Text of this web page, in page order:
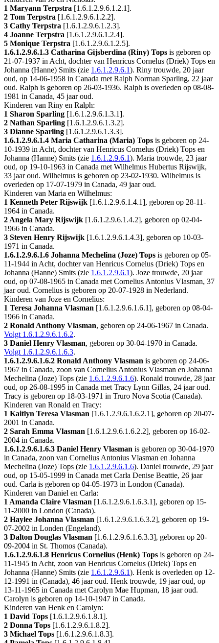
1 Maryann Terpstra [1.6.1.2.9.6.1.2.1].
2 Tom Terpstra [1.6.1.2.9.6.1.2.2].
3 Cathy Terpstra [1.6.1.2.9.6.1.2.3].
4 Joanne Terpstra [1.6.1.2.9.6.1.2.4].
5 Monique Terpstra [1.6.1.2.9.6.1.2.5].
1.6.1.2.9.6.1.3 Catharina Gijsberdina (Riny) Tops is geboren op
21-07-1937 in Acht, dochter van Henricus Cornelus (Driek) Tops en
Johanna (Hanne) Smits (zie 1.6.1.2.9.6.1). Riny trouwde, 20 jaar
oud, op 14-06-1958 in Canada met Ralph Norman Sparling, 22 jaar
oud. Ralph is geboren op 26-03-1936. Ralph is overleden op 08-08-
1981 in Canada, 45 jaar oud.
Kinderen van Riny en Ralph:
1 Sharon Sparling [1.6.1.2.9.6.1.3.1].
2 Nathan Sparling [1.6.1.2.9.6.1.3.2].
3 Dianne Sparling [1.6.1.2.9.6.1.3.3].
1.6.1.2.9.6.1.4 Maria Catharina (Maria) Tops is geboren op 24-
10-1939 in Acht, dochter van Henricus Cornelus (Driek) Tops en
Johanna (Hanne) Smits (zie 1.6.1.2.9.6.1). Maria trouwde, 23 jaar
oud, op 19-10-1963 in Canada met Wilhelmus Hubertus Rijswijk,
33 jaar oud. Wilhelmus is geboren op 23-02-1930. Wilhelmus is
overleden op 17-07-1979 in Canada, 49 jaar oud.
Kinderen van Maria en Wilhelmus:
1 Kenneth Peter Rijswijk [1.6.1.2.9.6.1.4.1], geboren op 28-11-
1964 in Canada.
2 Angela Mary Rijswijk [1.6.1.2.9.6.1.4.2], geboren op 02-04-
1966 in Canada.
3 Steven Henry Rijswijk [1.6.1.2.9.6.1.4.3], geboren op 10-03-
1971 in Canada.
1.6.1.2.9.6.1.6 Johanna Mechelina (Joze) Tops is geboren op 05-
11-1944 in Acht, dochter van Henricus Cornelus (Driek) Tops en
Johanna (Hanne) Smits (zie 1.6.1.2.9.6.1). Joze trouwde, 20 jaar
oud, op 07-08-1965 in Canada met Cornelius Antonius Vlasman, 37
jaar oud. Cornelius is geboren op 20-07-1928 in Nederland.
Kinderen van Joze en Cornelius:
1 Teresa Johanna Vlasman [1.6.1.2.9.6.1.6.1], geboren op 08-04-
1966 in Canada.
2 Ronald Anthony Vlasman, geboren op 24-06-1967 in Canada.
Volgt 1.6.1.2.9.6.1.6.2.
3 Daniel Henry Vlasman, geboren op 30-04-1970 in Canada.
Volgt 1.6.1.2.9.6.1.6.3.
1.6.1.2.9.6.1.6.2 Ronald Anthony Vlasman is geboren op 24-06-
1967 in Canada, zoon van Cornelius Antonius Vlasman en Johanna
Mechelina (Joze) Tops (zie 1.6.1.2.9.6.1.6). Ronald trouwde, 28 jaar
oud, op 26-08-1995 in Canada met Tracy Lynn Gillas, 24 jaar oud.
Tracy is geboren op 18-03-1971 in Truro Nova Scotia (Canada).
Kinderen van Ronald en Tracy:
1 Kaitlyn Teresa Vlasman [1.6.1.2.9.6.1.6.2.1], geboren op 20-07-
2001 in Canada.
2 Sarah Emma Vlasman [1.6.1.2.9.6.1.6.2.2], geboren op 16-02-
2004 in Canada.
1.6.1.2.9.6.1.6.3 Daniel Henry Vlasman is geboren op 30-04-1970
in Canada, zoon van Cornelius Antonius Vlasman en Johanna
Mechelina (Joze) Tops (zie 1.6.1.2.9.6.1.6). Daniel trouwde, 29 jaar
oud, op 15-05-1999 in Canada met Carla Denise Beattie, 26 jaar
oud. Carla is geboren op 04-05-1973 in London (Canada).
Kinderen van Daniel en Carla:
1 Amanda Claire Vlasman [1.6.1.2.9.6.1.6.3.1], geboren op 15-
11-2000 in London (Canada).
2 Haylee Johanna Vlasman [1.6.1.2.9.6.1.6.3.2], geboren op 19-
07-2002 in Londen (Engeland).
3 Dalton Douglas Vlasman [1.6.1.2.9.6.1.6.3.3], geboren op 20-
09-2004 in St. Thomos (Canada).
1.6.1.2.9.6.1.8 Henricus Cornelius (Henk) Tops is geboren op 24-
11-1945 in Acht, zoon van Henricus Cornelus (Driek) Tops en
Johanna (Hanne) Smits (zie 1.6.1.2.9.6.1). Henk is overleden op 12-
12-1991 in (Canada), 46 jaar oud. Henk trouwde, 19 jaar oud, op
13-11-1965 in Canada met Carolyn Mae Hupman, 18 jaar oud.
Carolyn is geboren op 14-10-1947 in Canada.
Kinderen van Henk en Carolyn:
1 David Tops [1.6.1.2.9.6.1.8.1].
2 Donna Tops [1.6.1.2.9.6.1.8.2].
3 Michael Tops [1.6.1.2.9.6.1.8.3].